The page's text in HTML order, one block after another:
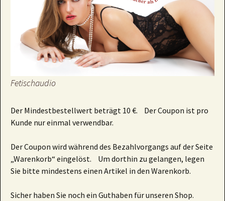
Fetischaudio
Der Mindestbestellwert beträgt 10 €. Der Coupon ist pro
Kunde nur einmal verwendbar.
Der Coupon wird während des Bezahlvorgangs auf der Seite
„Warenkorb“ eingelöst. Um dorthin zu gelangen, legen
Sie bitte mindestens einen Artikel in den Warenkorb.
Sicher haben Sie noch ein Guthaben für unseren Shop.